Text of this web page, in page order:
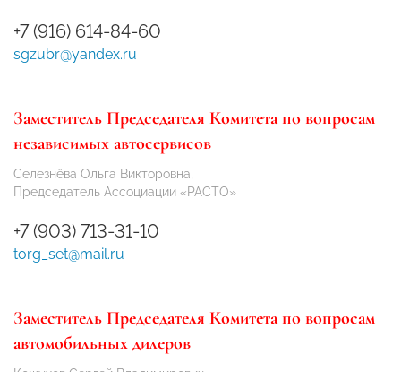
+7 (916) 614-84-60
sgzubr@yandex.ru
Заместитель Председателя Комитета по вопросам
независимых автосервисов
Селезнёва Ольга Викторовна,
Председатель Ассоциации «РАСТО»
+7 (903) 713-31-10
torg_set@mail.ru
Заместитель Председателя Комитета по вопросам
автомобильных дилеров